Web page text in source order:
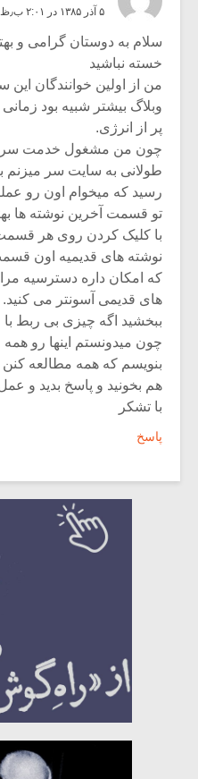
۵ آذر ۱۳۸۵ در ۲:۰۱ ب٫ظ
سلام به دوستان گرامی و
خسته نباشید
من از اولین خوانندگان
وبلاگ بیشتر شبیه بود
پر از انرژی.
چون من مشغول خدمت
طولانی به سایت سر میزنم
رسید که میخوام اون رو
تو قسمت آخرین نوشته ها
با کلیک کردن روی هر قسمت
نوشته های قدیمیه اون
که امکان داره دسترسیه
های قدیمی آسونتر می کنید.
ببخشید اگه چیزی بی ربط
چون میدونستم اینها رو
بنویسم که همه مطالعه کنن
هم بخونید و پاسخ بدید و
با تشکر
پاسخ